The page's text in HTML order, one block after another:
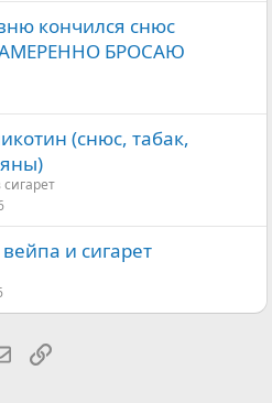
кончился снюс
БРОСАЮ
(снюс, табак,
и сигарет
Электронная почта
Ссылка